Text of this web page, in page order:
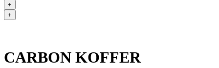
+
+
CARBON KOFFER